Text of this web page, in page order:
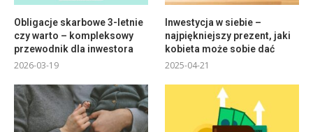
Obligacje skarbowe 3-letnie
czy warto – kompleksowy
przewodnik dla inwestora
2026-03-19
Inwestycja w siebie –
najpiękniejszy prezent, jaki
kobieta może sobie dać
2025-04-21